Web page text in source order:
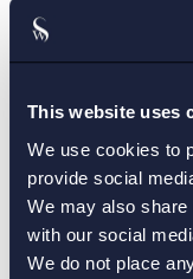
This website uses
We use cookies to
provide social
We may also
with our social
We do not place
Redan i nuläget
annat följande:
Gör en
den
Om appen